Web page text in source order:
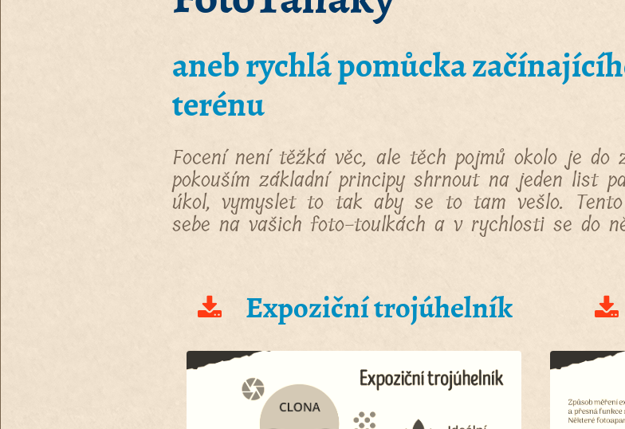
aneb rychlá pomůcka
terénu
Focení není těžká věc, ale těch pojmů okolo je do
pokouším základní principy shrnout na jeden list
úkol, vymyslet to tak aby se to tam vešlo.
sebe na vašich foto-toulkách a v rychlosti se do
Expoziční trojúhelník